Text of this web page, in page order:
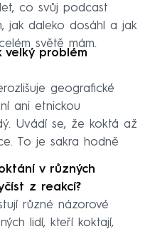
co svůj podcast
jak daleko dosáhl a jak
světě mám.
velký problém
geografické
ani etnickou
Uvádí se, že koktá až
To je sakra hodně
v různých
z reakcí?
různé názorové
lidí, kteří koktají,